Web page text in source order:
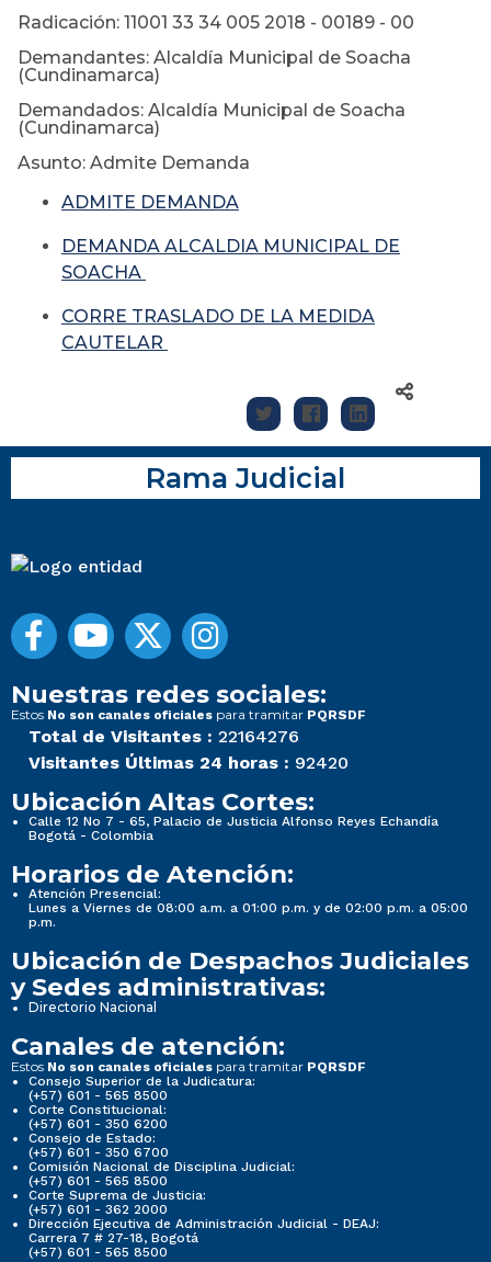
Radicación: 11001 33 34 005 2018 - 00189 - 00
Demandantes: Alcaldía Municipal de Soacha
(Cundinamarca)
Demandados: Alcaldía Municipal de Soacha
(Cundinamarca)
Asunto: Admite Demanda
ADMITE DEMANDA
DEMANDA ALCALDIA MUNICIPAL DE
SOACHA
CORRE TRASLADO DE LA MEDIDA
CAUTELAR
Rama Judicial
Nuestras redes sociales:
Estos No son canales oficiales para tramitar PQRSDF
Total de Visitantes : 22164276
Visitantes Últimas 24 horas : 92420
Ubicación Altas Cortes:
Calle 12 No 7 - 65, Palacio de Justicia Alfonso Reyes Echandía
Bogotá - Colombia
Horarios de Atención:
Atención Presencial:
Lunes a Viernes de 08:00 a.m. a 01:00 p.m. y de 02:00 p.m. a 05:00
p.m.
Ubicación de Despachos Judiciales
y Sedes administrativas:
Directorio Nacional
Canales de atención:
Estos No son canales oficiales para tramitar PQRSDF
Consejo Superior de la Judicatura:
(+57) 601 - 565 8500
Corte Constitucional:
(+57) 601 - 350 6200
Consejo de Estado:
(+57) 601 - 350 6700
Comisión Nacional de Disciplina Judicial:
(+57) 601 - 565 8500
Corte Suprema de Justicia:
(+57) 601 - 362 2000
Dirección Ejecutiva de Administración Judicial - DEAJ:
Carrera 7 # 27-18, Bogotá
(+57) 601 - 565 8500